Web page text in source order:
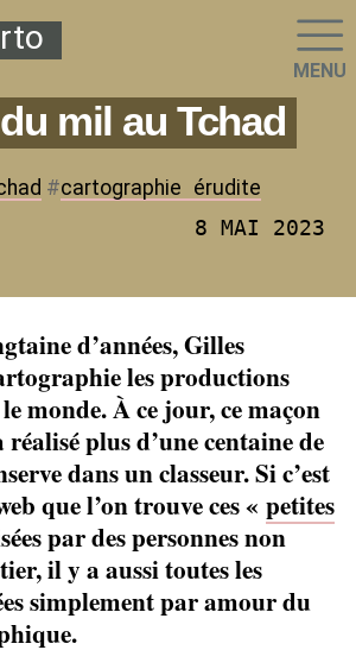
MENU
mil au Tchad
#cartographie érudite
8 MAI 2023
d’années, Gilles
les productions
monde. À ce jour, ce maçon
plus d’une centaine de
dans un classeur. Si c’est
que l’on trouve ces « petites
par des personnes non
il y a aussi toutes les
simplement par amour du